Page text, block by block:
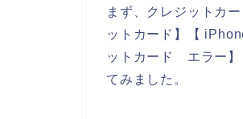
まず、クレジットカ
ットカード】【
ットカード エラー
てみました。